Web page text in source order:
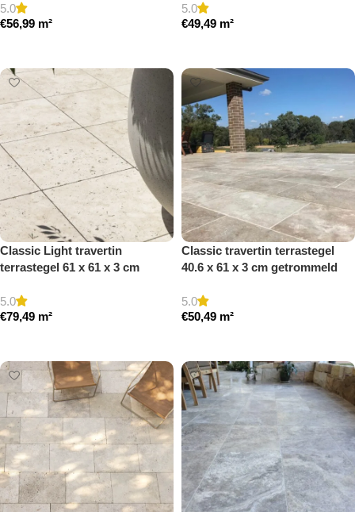
5.0
€56,99 m²
5.0
€49,49 m²
Classic Light travertin
terrastegel 61 x 61 x 3 cm
5.0
€79,49 m²
Classic travertin terrastegel
40.6 x 61 x 3 cm getrommeld
5.0
€50,49 m²